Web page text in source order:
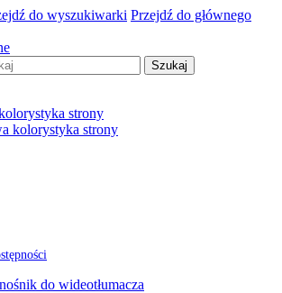
do wyszukiwarki Przejdź do głównego
do wideotłumacza